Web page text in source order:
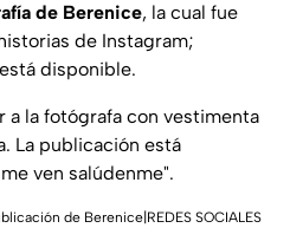
de Berenice, la cual fue
de Instagram;
disponible.
a la fotógrafa con vestimenta
La publicación está
ven salúdenme".
de Berenice|REDES SOCIALES